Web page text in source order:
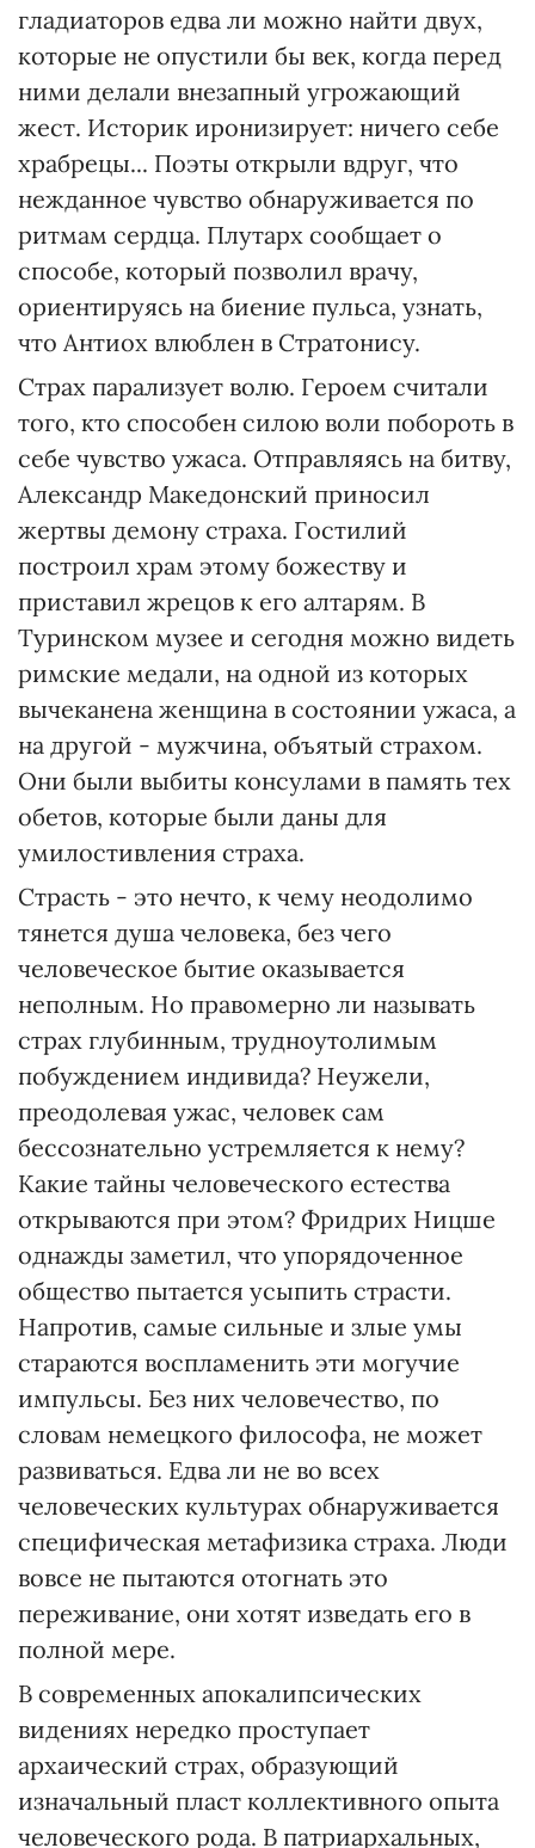
гладиаторов едва ли можно найти двух,
которые не опустили бы век, когда перед
ними делали внезапный угрожающий
жест. Историк иронизирует: ничего себе
храбрецы... Поэты открыли вдруг, что
нежданное чувство обнаруживается по
ритмам сердца. Плутарх сообщает о
способе, который позволил врачу,
ориентируясь на биение пульса, узнать,
что Антиох влюблен в Стратонису.
Страх парализует волю. Героем считали
того, кто способен силою воли побороть в
себе чувство ужаса. Отправляясь на битву,
Александр Македонский приносил
жертвы демону страха. Гостилий
построил храм этому божеству и
приставил жрецов к его алтарям. В
Туринском музее и сегодня можно видеть
римские медали, на одной из которых
вычеканена женщина в состоянии ужаса, а
на другой - мужчина, объятый страхом.
Они были выбиты консулами в память тех
обетов, которые были даны для
умилостивления страха.
Страсть - это нечто, к чему неодолимо
тянется душа человека, без чего
человеческое бытие оказывается
неполным. Но правомерно ли называть
страх глубинным, трудноутолимым
побуждением индивида? Неужели,
преодолевая ужас, человек сам
бессознательно устремляется к нему?
Какие тайны человеческого естества
открываются при этом? Фридрих Ницше
однажды заметил, что упорядоченное
общество пытается усыпить страсти.
Напротив, самые сильные и злые умы
стараются воспламенить эти могучие
импульсы. Без них человечество, по
словам немецкого философа, не может
развиваться. Едва ли не во всех
человеческих культурах обнаруживается
специфическая метафизика страха. Люди
вовсе не пытаются отогнать это
переживание, они хотят изведать его в
полной мере.
В современных апокалипсических
видениях нередко проступает
архаический страх, образующий
изначальный пласт коллективного опыта
человеческого рода. В патриархальных,